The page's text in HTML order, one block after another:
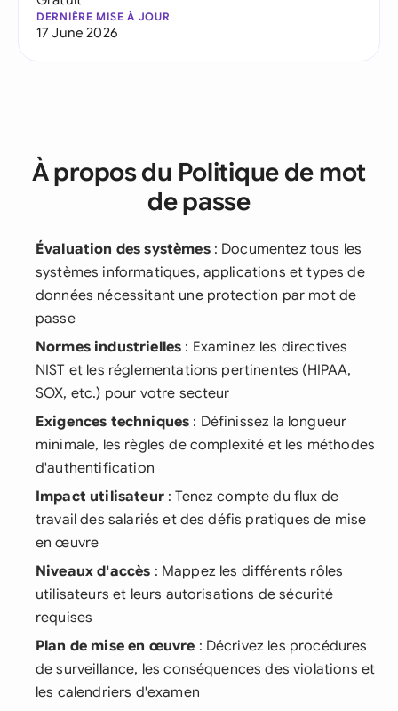
DERNIÈRE MISE À JOUR
17 June 2026
À propos du Politique de mot
de passe
Évaluation des systèmes: Documentez tous les
systèmes informatiques, applications et types de
données nécessitant une protection par mot de
passe
Normes industrielles : Examinez les directives
NIST et les réglementations pertinentes (HIPAA,
SOX, etc.) pour votre secteur
Exigences techniques : Définissez la longueur
minimale, les règles de complexité et les méthodes
d'authentification
Impact utilisateur: Tenez compte du flux de
travail des salariés et des défis pratiques de mise
en œuvre
Niveaux d'accès : Mappez les différents rôles
utilisateurs et leurs autorisations de sécurité
requises
Plan de mise en œuvre : Décrivez les procédures
de surveillance, les conséquences des violations et
les calendriers d'examen